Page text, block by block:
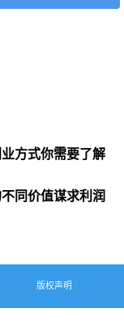
方式你需要了解
同价值谋求利润
版权声明